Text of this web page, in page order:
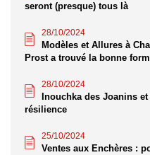
seront (presque) tous là
28/10/2024
Modèles et Allures à
Prost a trouvé la bonne
28/10/2024
Inouchka des Joanins
résilience
25/10/2024
Ventes aux Enchères :